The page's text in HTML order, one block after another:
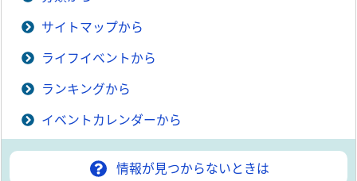
サイトマップから
ライフイベントから
ランキングから
イベントカレンダーから
情報が見つからないときは